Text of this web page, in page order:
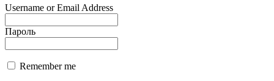
Username or Email Address
Пароль
Remember me